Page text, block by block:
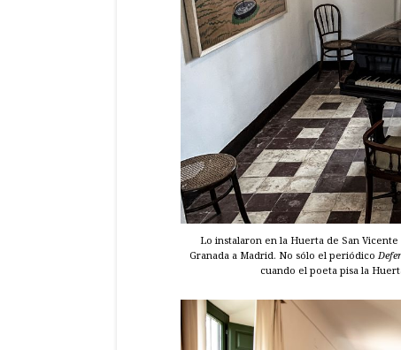
Lo instalaron en la Huerta de San
Granada a Madrid. No sólo el periódico
cuando el poeta pisa la